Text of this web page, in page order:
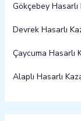
Gökçebey
Devrek Hasarlı
Çaycuma Hasarlı
Alaplı Hasarlı